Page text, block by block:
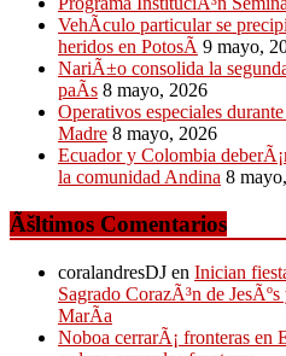
VehÃ­culo particular se
heridos en PotosÃ­ 9 mayo,
NariÃ±o consolida la
paÃ­s 8 mayo, 2026
Operativos especiales
Madre 8 mayo, 2026
Ecuador y Colombia
la comunidad Andina 8
Ãšltimos Comentarios
coralandresDJ en Inician
Sagrado CorazÃ³n de
MarÃ­a
Noboa cerrarÃ¡ fronteras en